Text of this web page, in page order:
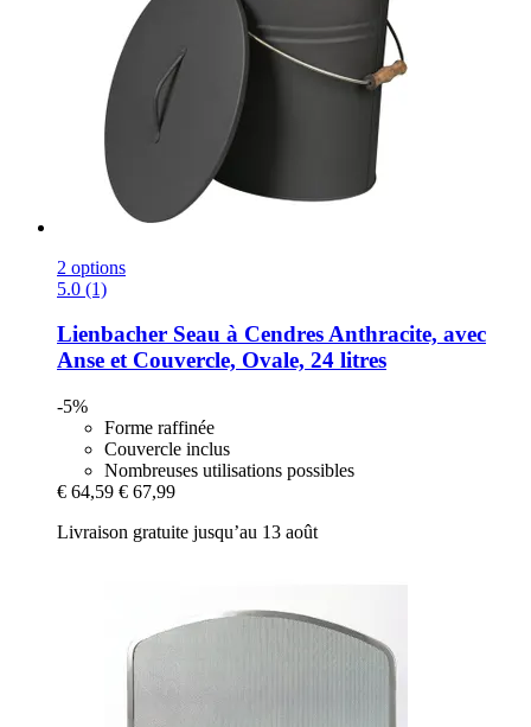
2 options
5.0 (1)
Lienbacher Seau à Cendres Anthracite, avec
Anse et Couvercle, Ovale, 24 litres
-5%
Forme raffinée
Couvercle inclus
Nombreuses utilisations possibles
€ 64,59 € 67,99
Livraison gratuite jusqu’au 13 août